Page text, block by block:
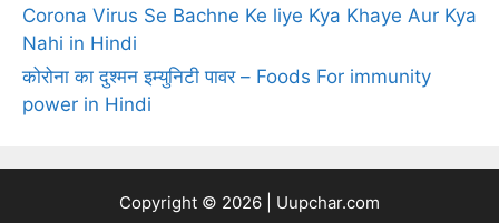
Corona Virus Se Bachne Ke liye Kya Khaye Aur Kya
Nahi in Hindi
कोरोना का दुश्मन इम्युनिटी पावर – Foods For immunity
power in Hindi
Copyright © 2026 | Uupchar.com